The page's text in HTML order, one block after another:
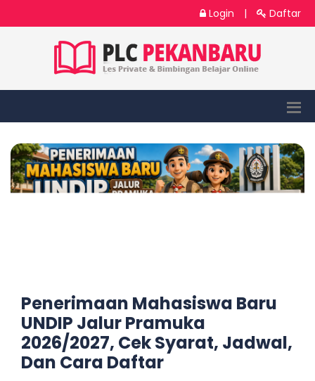
Login | Daftar
Penerimaan Mahasiswa Baru
UNDIP Jalur Pramuka
2026/2027, Cek Syarat, Jadwal,
Dan Cara Daftar